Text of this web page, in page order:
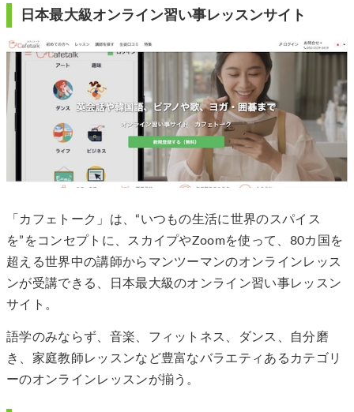
日本最大級オンライン習い事レッスンサイト
「カフェトーク」は、“いつもの生活に世界のスパイス
を”をコンセプトに、スカイプやZoomを使って、80カ国を
超える世界中の講師からマンツーマンのオンラインレッス
ンが受講できる、日本最大級のオンライン習い事レッスン
サイト。
語学のみならず、音楽、フィットネス、ダンス、自分磨
き、家庭教師レッスンなど豊富なバラエティあるカテゴリ
ーのオンラインレッスンが揃う。